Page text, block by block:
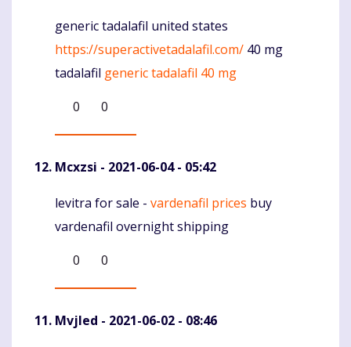
Komentaras
generic tadalafil united states
https://superactivetadalafil.com/ 40 mg
tadalafil generic tadalafil 40 mg
0
0
Mcxzsi - 2021-06-04 - 05:42
Komentaras
levitra for sale - vardenafil prices buy
vardenafil overnight shipping
0
0
Mvjled - 2021-06-02 - 08:46